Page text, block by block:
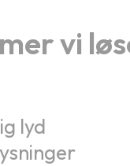
vi
lyd